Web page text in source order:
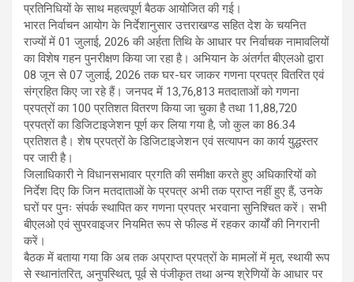
प्रतिनिधियों के साथ महत्वपूर्ण बैठक आयोजित की गई।
भारत निर्वाचन आयोग के निर्देशानुसार उत्तराखण्ड सहित देश के चयनित
राज्यों में 01 जुलाई, 2026 की अर्हता तिथि के आधार पर निर्वाचक नामावलियों
का विशेष गहन पुनरीक्षण किया जा रहा है। अभियान के अंतर्गत बीएलओ द्वारा
08 जून से 07 जुलाई, 2026 तक घर-घर जाकर गणना प्रपत्र वितरित एवं
संग्रहित किए जा रहे हैं। जनपद में 13,76,813 मतदाताओं को गणना
प्रपत्रों का 100 प्रतिशत वितरण किया जा चुका है तथा 11,88,720
प्रपत्रों का डिजिटाइजेशन पूर्ण कर लिया गया है, जो कुल का 86.34
प्रतिशत है। शेष प्रपत्रों के डिजिटाइजेशन एवं सत्यापन का कार्य युद्धस्तर
पर जारी है।
जिलाधिकारी ने विधानसभावार प्रगति की समीक्षा करते हुए अधिकारियों को
निर्देश दिए कि जिन मतदाताओं के प्रपत्र अभी तक प्राप्त नहीं हुए हैं, उनके
घरों पर पुनः संपर्क स्थापित कर गणना प्रपत्र भरवाना सुनिश्चित करें। सभी
बीएलओ एवं सुपरवाइजर नियमित रूप से फील्ड में रहकर कार्यों की निगरानी
करें।
बैठक में बताया गया कि अब तक अप्राप्त प्रपत्रों के मामलों में मृत, स्थायी रूप
से स्थानांतरित, अनुपस्थित, पूर्व से पंजीकृत तथा अन्य श्रेणियों के आधार पर